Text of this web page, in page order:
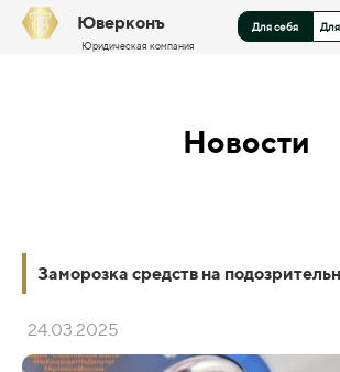
Юверконъ
Юридическая компания
Для себя
Новости
Заморозка средств на
24.03.2025